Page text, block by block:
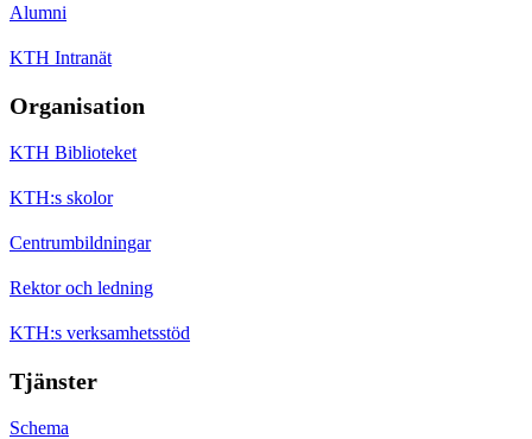
Alumni
KTH Intranät
Organisation
KTH Biblioteket
KTH:s skolor
Centrumbildningar
Rektor och ledning
KTH:s verksamhetsstöd
Tjänster
Schema